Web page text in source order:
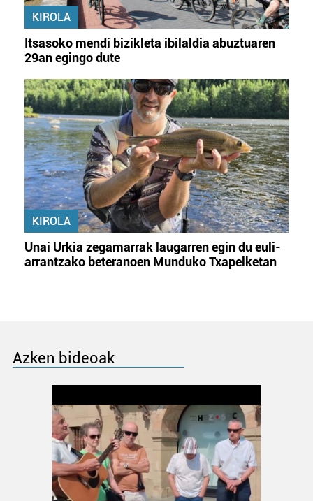
KIROLA
Itsasoko mendi bizikleta ibilaldia abuztuaren
29an egingo dute
KIROLA
Unai Urkia zegamarrak laugarren egin du euli-
arrantzako beteranoen Munduko Txapelketan
Azken bideoak